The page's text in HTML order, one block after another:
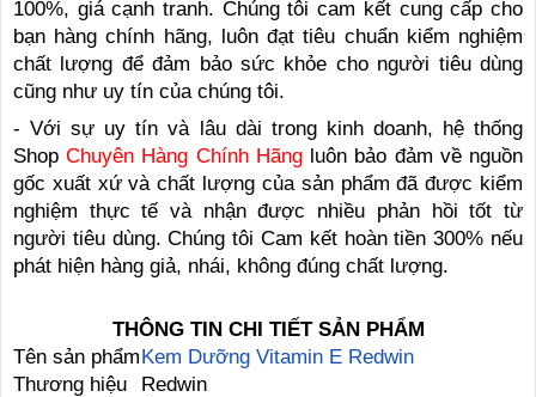
100%, giá cạnh tranh. Chúng tôi cam kết cung cấp cho
bạn hàng chính hãng, luôn đạt tiêu chuẩn kiểm nghiệm
chất lượng để đảm bảo sức khỏe cho người tiêu dùng
cũng như uy tín của chúng tôi.
- Với sự uy tín và lâu dài trong kinh doanh, hệ thống
ShopChuyên Hàng Chính Hãngluôn bảo đảm về nguồn
gốc xuất xứ và chất lượng của sản phẩm đã được kiểm
nghiệm thực tế và nhận được nhiều phản hồi tốt từ
người tiêu dùng. Chúng tôi Cam kết hoàn tiền 300% nếu
phát hiện hàng giả, nhái, không đúng chất lượng.
THÔNG TIN CHI TIẾT SẢN PHẨM
Tên sản phẩmKem Dưỡng Vitamin E Redwin
Thương hiệu
Redwin